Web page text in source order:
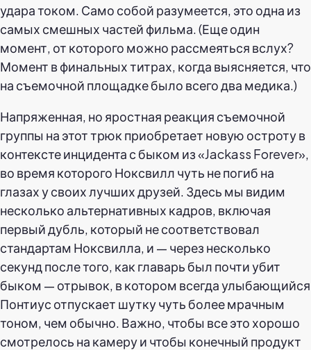
удара током. Само собой разумеется, это одна из
самых смешных частей фильма. (Еще один
момент, от которого можно рассмеяться вслух?
Момент в финальных титрах, когда выясняется, что
на съемочной площадке было всего два медика.)
Напряженная, но яростная реакция съемочной
группы на этот трюк приобретает новую остроту в
контексте инцидента с быком из «Jackass Forever»,
во время которого Ноксвилл чуть не погиб на
глазах у своих лучших друзей. Здесь мы видим
несколько альтернативных кадров, включая
первый дубль, который не соответствовал
стандартам Ноксвилла, и — через несколько
секунд после того, как главарь был почти убит
быком — отрывок, в котором всегда улыбающийся
Понтиус отпускает шутку чуть более мрачным
тоном, чем обычно. Важно, чтобы все это хорошо
смотрелось на камеру и чтобы конечный продукт